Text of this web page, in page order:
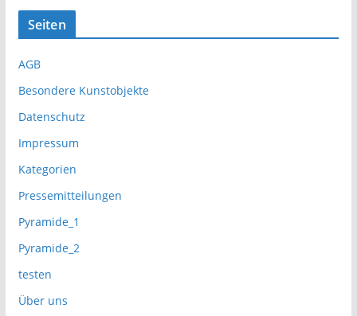
Seiten
AGB
Besondere Kunstobjekte
Datenschutz
Impressum
Kategorien
Pressemitteilungen
Pyramide_1
Pyramide_2
testen
Über uns